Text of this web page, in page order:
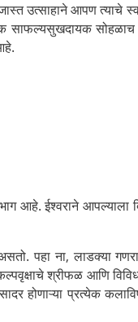
उत्साहाने आपण त्याचे
साफल्यसुखदायक सोहळाच
आहे. ईश्वराने आपल्याला
पहा ना, लाडक्या
श्रीफळ आणि
होणाऱ्या प्रत्येक